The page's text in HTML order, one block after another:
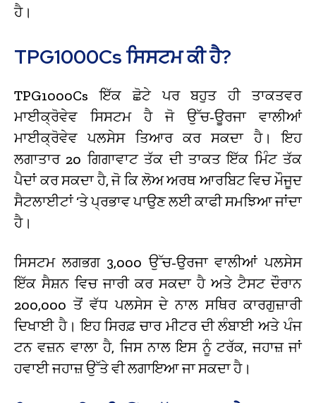
ਹੈ।
TPG1000Cs ਸਿਸਟਮ ਕੀ ਹੈ?
TPG1000Cs ਇੱਕ ਛੋਟੇ ਪਰ ਬਹੁਤ ਹੀ ਤਾਕਤਵਰ
ਮਾਈਕ੍ਰੋਵੇਵ ਸਿਸਟਮ ਹੈ ਜੋ ਉੱਚ-ਊਰਜਾ ਵਾਲੀਆਂ
ਮਾਈਕ੍ਰੋਵੇਵ ਪਲਸੇਸ ਤਿਆਰ ਕਰ ਸਕਦਾ ਹੈ। ਇਹ
ਲਗਾਤਾਰ 20 ਗਿਗਾਵਾਟ ਤੱਕ ਦੀ ਤਾਕਤ ਇੱਕ ਮਿੰਟ ਤੱਕ
ਪੈਦਾਂ ਕਰ ਸਕਦਾ ਹੈ, ਜੋ ਕਿ ਲੋਅ ਅਰਥ ਆਰਬਿਟ ਵਿਚ ਮੌਜੂਦ
ਸੈਟਲਾਈਟਾਂ ‘ਤੇ ਪ੍ਰਭਾਵ ਪਾਉਣ ਲਈ ਕਾਫੀ ਸਮਝਿਆ ਜਾਂਦਾ
ਹੈ।
ਸਿਸਟਮ ਲਗਭਗ 3,000 ਉੱਚ-ਉਰਜਾ ਵਾਲੀਆਂ ਪਲਸੇਸ
ਇੱਕ ਸੈਸ਼ਨ ਵਿਚ ਜਾਰੀ ਕਰ ਸਕਦਾ ਹੈ ਅਤੇ ਟੈਸਟ ਦੌਰਾਨ
200,000 ਤੋਂ ਵੱਧ ਪਲਸੇਸ ਦੇ ਨਾਲ ਸਥਿਰ ਕਾਰਗੁਜ਼ਾਰੀ
ਦਿਖਾਈ ਹੈ। ਇਹ ਸਿਰਫ਼ ਚਾਰ ਮੀਟਰ ਦੀ ਲੰਬਾਈ ਅਤੇ ਪੰਜ
ਟਨ ਵਜ਼ਨ ਵਾਲਾ ਹੈ, ਜਿਸ ਨਾਲ ਇਸ ਨੂੰ ਟਰੱਕ, ਜਹਾਜ਼ ਜਾਂ
ਹਵਾਈ ਜਹਾਜ਼ ਉੱਤੇ ਵੀ ਲਗਾਇਆ ਜਾ ਸਕਦਾ ਹੈ।